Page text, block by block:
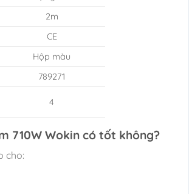
2m
CE
Hộp màu
789271
4
710W Wokin có tốt không?
cho: